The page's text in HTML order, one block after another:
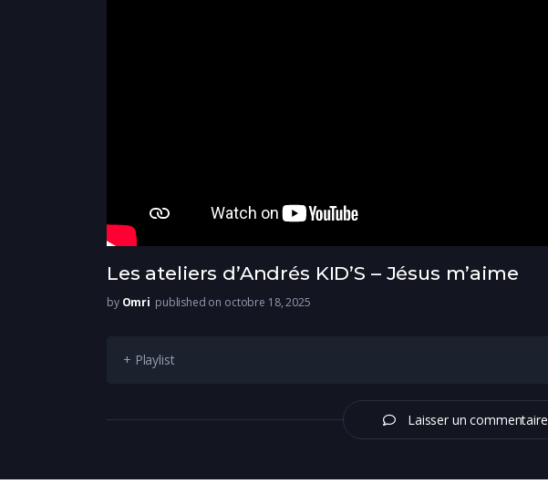
Les ateliers d’Andrés KID’S – Jésus m’aime
by Omri published on octobre 18, 2025
+ Playlist
Laisser un commentaire